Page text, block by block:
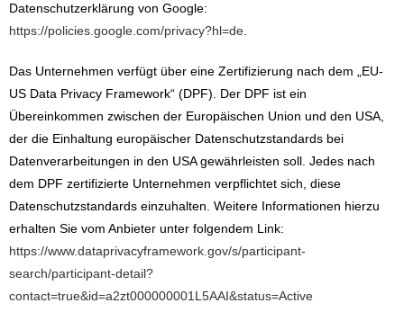
Datenschutzerklärung von Google:
https://policies.google.com/privacy?hl=de
Das Unternehmen verfügt über eine Zertifizierung nach dem „EU-
US Data Privacy Framework“ (DPF). Der DPF ist ein
Übereinkommen zwischen der Europäischen Union und den USA,
der die Einhaltung europäischer Datenschutzstandards bei
Datenverarbeitungen in den USA gewährleisten soll. Jedes nach
dem DPF zertifizierte Unternehmen verpflichtet sich, diese
Datenschutzstandards einzuhalten. Weitere Informationen hierzu
erhalten Sie vom Anbieter unter folgendem Link:
https://www.dataprivacyframework.gov/s/participant-
search/participant-detail?
contact=true&id=a2zt000000001L5AAI&status=Active